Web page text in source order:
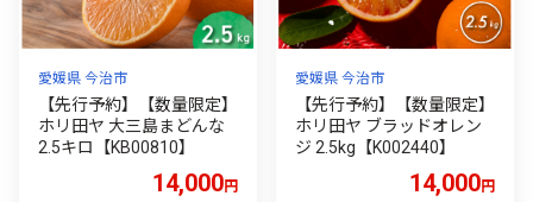
愛媛県 今治市
【先行予約】【数量限定】
ホリ田ヤ 大三島まどんな
2.5キロ【KB00810】
14,000円
愛媛県 今治市
【先行予約】【数量限定】
ホリ田ヤ ブラッドオレン
ジ 2.5kg【K002440】
14,000円